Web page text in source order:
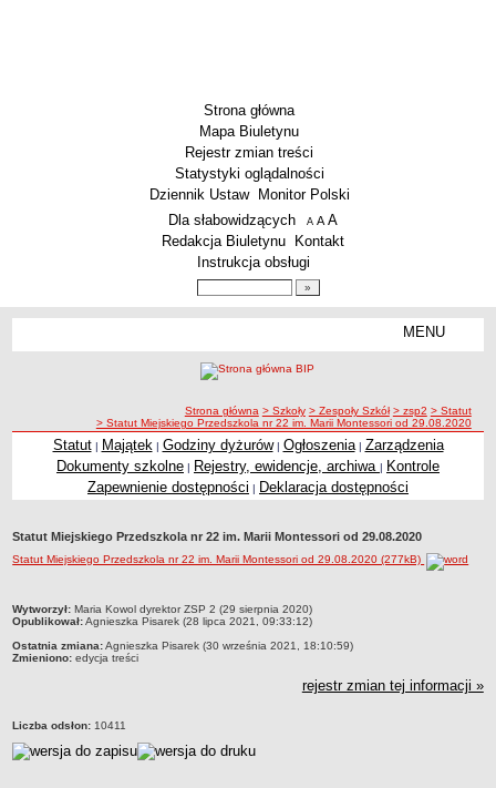
Strona główna
Mapa Biuletynu
Rejestr zmian treści
Statystyki oglądalności
Dziennik Ustaw
Monitor Polski
Menu dodatkowe
Dla słabowidzących A pomniejsz czcionkę
A standardowy rozmiar czcionki
A
Redakcja Biuletynu
Kontakt
Instrukcja obsługi
MENU
Zespoły Szkół
Techniczne Zakłady Naukowe
PRZEDSZKOLA
ARCHIWUM SZKÓŁ I PLACÓWEK
Zlikwidowane gimnazja
Wielofunkcyjna Placówka
SPECJALNE OŚRODKI SZKOLNO-WYCHOWAWCZE
BURSA MIEJSKA
Dane podstawowe
ścieżka nawigacji
Strona główna > Szkoły > Zespoły Szkół > zsp2 > Statut
> Statut Miejskiego Przedszkola nr 22 im. Marii Montessori od 29.08.2020
Statut| Majątek | Godziny dyżurów| Ogłoszenia| Zarządzenia
Dokumenty szkolne | Rejestry, ewidencje, archiwa | Kontrole
Zapewnienie dostępności | Deklaracja dostępności
Statut Miejskiego Przedszkola nr 22 im. Marii Montessori od 29.08.2020
Statut Miejskiego Przedszkola nr 22 im. Marii Montessori od 29.08.2020 (277kB)
metryczka
Wytworzył: Maria Kowol dyrektor ZSP 2 (29 sierpnia 2020)
Opublikował:Agnieszka Pisarek (28 lipca 2021, 09:33:12)
Ostatnia zmiana:Agnieszka Pisarek (30 września 2021, 18:10:59)
Zmieniono: edycja treści
rejestr zmian tej informacji »
Liczba odsłon: 10411